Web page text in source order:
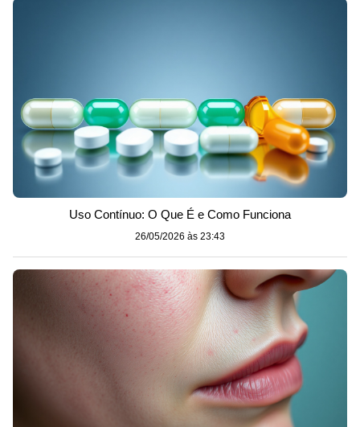
Uso Contínuo: O Que É e Como Funciona
26/05/2026 às 23:43